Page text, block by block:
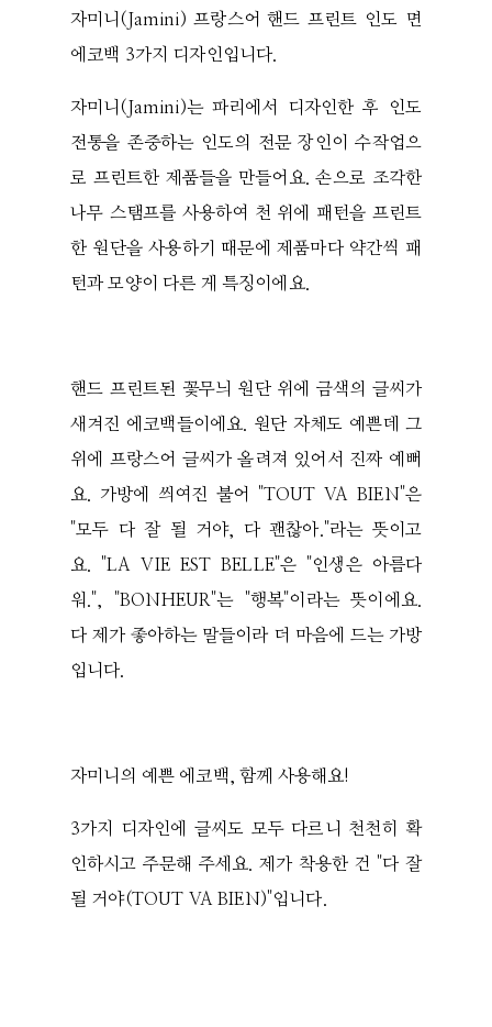
자미니(Jamini) 프랑스어 핸드 프린트 인도 면
에코백 3가지 디자인입니다.
자미니(Jamini)는 파리에서 디자인한 후 인도
전통을 존중하는 인도의 전문 장인이 수작업으
로 프린트한 제품들을 만들어요. 손으로 조각한
나무 스탬프를 사용하여 천 위에 패턴을 프린트
한 원단을 사용하기 때문에 제품마다 약간씩 패
턴과 모양이 다른 게 특징이에요.
핸드 프린트된 꽃무늬 원단 위에 금색의 글씨가
새겨진 에코백들이에요. 원단 자체도 예쁜데 그
위에 프랑스어 글씨가 올려져 있어서 진짜 예뻐
요. 가방에 씌여진 불어 "TOUT VA BIEN"은
"모두 다 잘 될 거야, 다 괜찮아."라는 뜻이고
요. "LA VIE EST BELLE"은 "인생은 아름다
워.", "BONHEUR"는 "행복"이라는 뜻이에요.
다 제가 좋아하는 말들이라 더 마음에 드는 가방
입니다.
자미니의 예쁜 에코백, 함께 사용해요!
3가지 디자인에 글씨도 모두 다르니 천천히 확
인하시고 주문해 주세요. 제가 착용한 건 "다 잘
될 거야(TOUT VA BIEN)"입니다.